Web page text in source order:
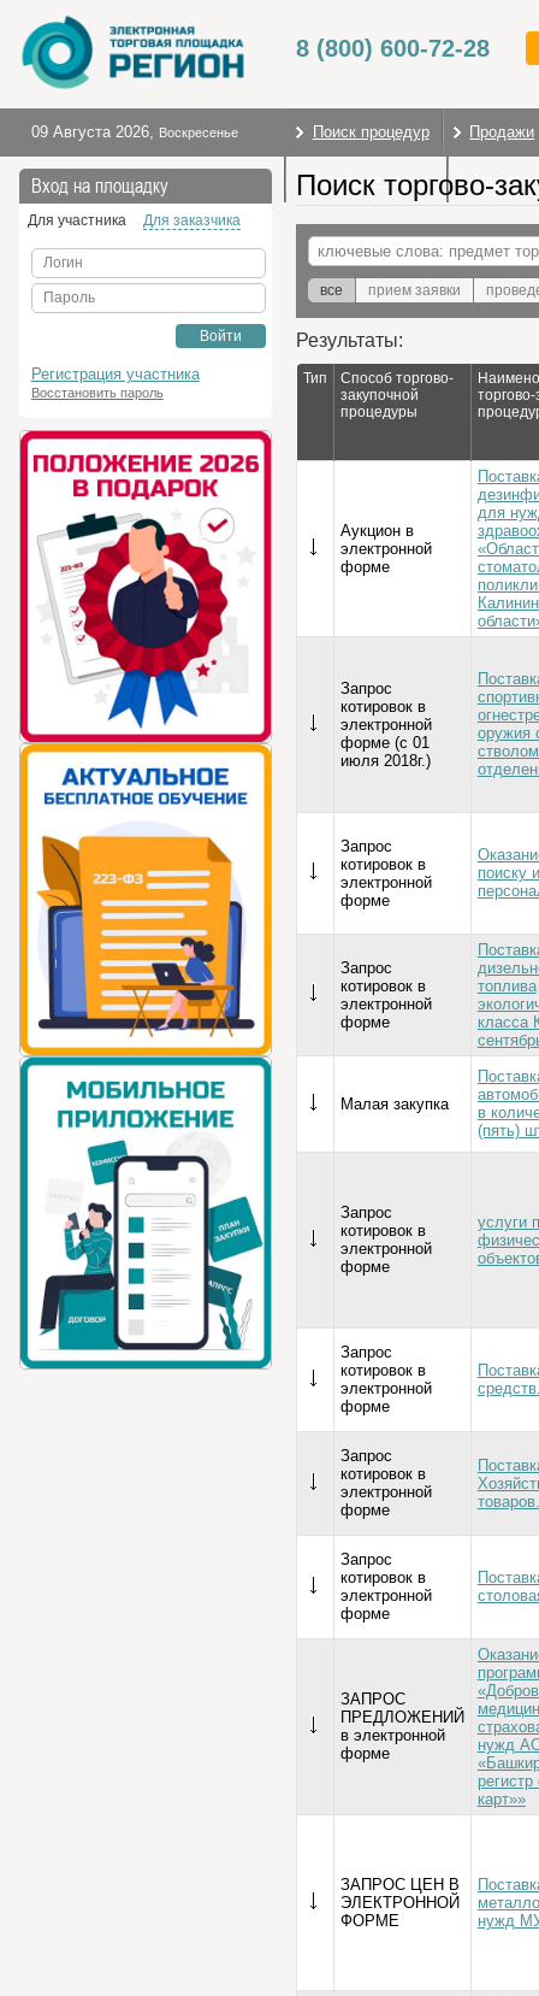
8 (800) 600-72-28
09 Августа 2026, Воскресенье Поиск процедур Продажи
Торговые секции На
Вход на площадку
Для участника Для заказчика
Логин
Пароль
Войти
Регистрация участника
Восстановить пароль
Поиск торгово-
все прием заявки
Результаты:
Тип
Способ торгово-
закупочной
процедуры
Аукцион в
электронной
форме
для
Запрос
котировок в
электронной
форме (с 01
июля 2018г.)
оружия
Запрос
котировок в
электронной
форме
поиску
Запрос
котировок в
электронной
форме
топлива
класса
Малая закупка
в
(пять)
Запрос
котировок в
электронной
форме
услуги
Запрос
котировок в
электронной
форме
Запрос
котировок в
электронной
форме
товаров.
Запрос
котировок в
электронной
форме
ЗАПРОС
ПРЕДЛОЖЕНИЙ
в электронной
форме
нужд
карт»»
ЗАПРОС ЦЕН В
ЭЛЕКТРОННОЙ
ФОРМЕ
нужд